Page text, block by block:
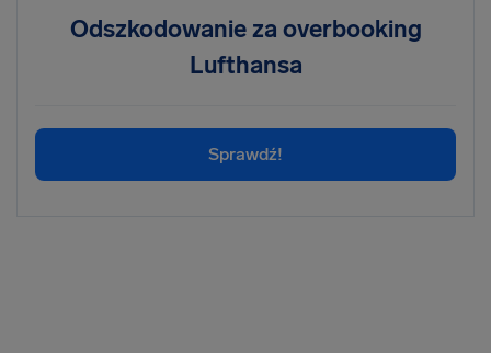
Odszkodowanie za overbooking
Lufthansa
Sprawdź!